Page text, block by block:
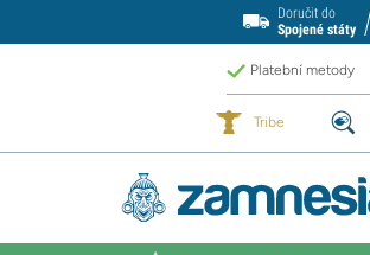
Doručit do
Spojené státy
Platební metody
Tribe